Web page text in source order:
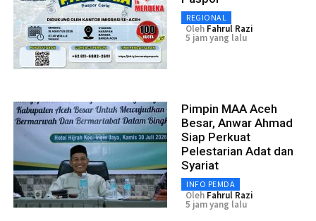
REGIONAL
Oleh Fahrul Razi
5 jam yang lalu
Pimpin MAA Aceh
Besar, Anwar Ahmad
Siap Perkuat
Pelestarian Adat dan
Syariat
INFO PEMDA
Oleh Fahrul Razi
5 jam yang lalu